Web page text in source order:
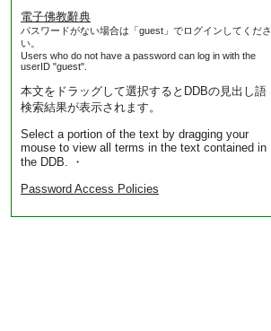
電子佛教辭典
パスワードがない場合は「guest」でログインしてくださ
い。
Users who do not have a password can log in with the
userID "guest".
本文をドラッグして選択するとDDBの見出し語
検索結果が表示されます。
Select a portion of the text by dragging your
mouse to view all terms in the text contained in
the DDB. ・
Password Access Policies